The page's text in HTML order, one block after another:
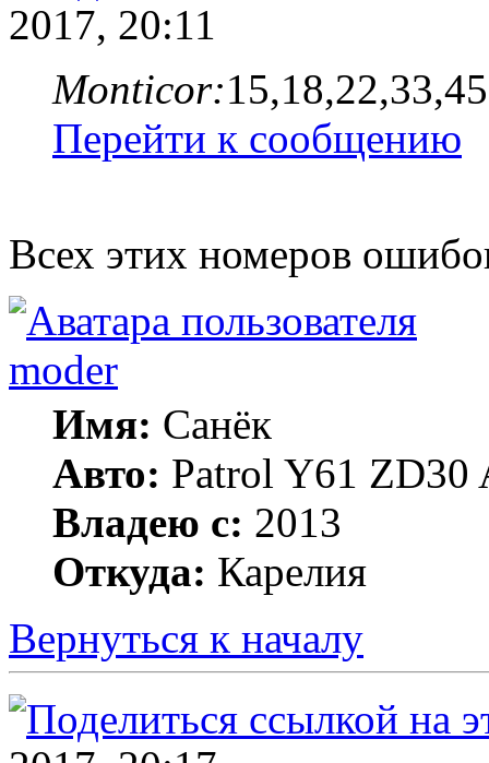
2017, 20:11
Monticor:15,18,22,33,45
Перейти к сообщению
Всех этих номеров
moder
Имя: Санёк
Авто: Patrol Y61 ZD30
Владею с: 2013
Откуда: Карелия
Вернуться к началу